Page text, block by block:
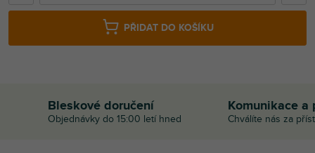
PŘIDAT DO KOŠÍKU
Bleskové doručení
Objednávky do 15:00 letí hned
Komunikace a
Chválíte nás za